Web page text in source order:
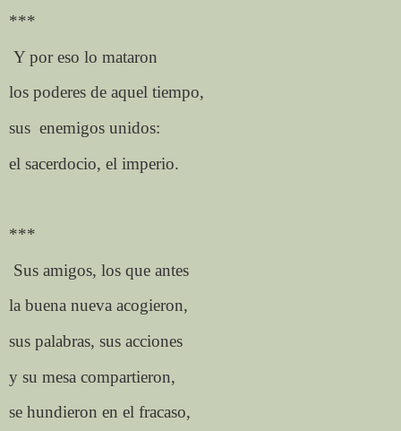
***
Y por eso lo mataron
los poderes de aquel tiempo,
sus enemigos unidos:
el sacerdocio, el imperio.
***
Sus amigos, los que antes
la buena nueva acogieron,
sus palabras, sus acciones
y su mesa compartieron,
se hundieron en el fracaso,